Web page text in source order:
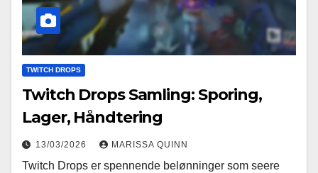
TWITCH DROPS
Twitch Drops Samling: Sporing,
Lager, Håndtering
13/03/2026 MARISSA QUINN
Twitch Drops er spennende belønninger som seere